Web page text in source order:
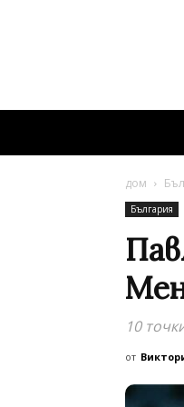
дом
България
10
от